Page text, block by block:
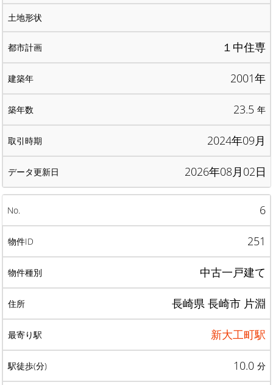
１中住専
2001年
23.5 年
2024年09月
2026年08月02日
6
251
中古一戸建て
長崎県 長崎市 片淵
新大工町駅
10.0 分